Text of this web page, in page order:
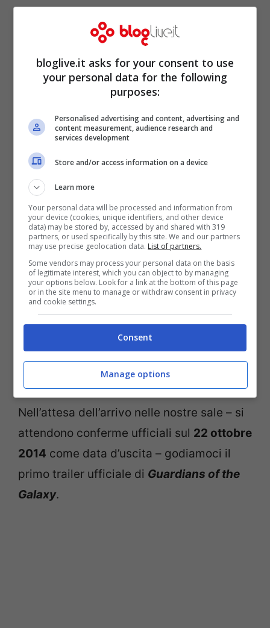
Insieme ai suoi compagni di ventura, Quill
salvare la galassiadalle mire infide di
A dirigere questo cinecomic evento ci sarà
lo stesso regista di
Super
autore per la popolare casa di produzione
Troma, specializzata in B-Movies.
Nell’attesa dell’arrivo nelle nostre sale – si
attendono conferme ufficiali sul 22 ottobre
2014 come data d’uscita – godiamoci il
primo trailer ufficiale di Guardians of the
Galaxy.
bloglive.it asks for your consent to use
your personal data for the following
purposes:
Personalised advertising and content, advertising and
content measurement, audience research and
services development
Store and/or access information on a device
Learn more
Your personal data will be processed and information from
your device (cookies, unique identifiers, and other device
data) may be stored by, accessed by and shared with 319
partners, or used specifically by this site. We and our partners
may use precise geolocation data. List of partners.
Some vendors may process your personal data on the basis
of legitimate interest, which you can object to by managing
your options below. Look for a link at the bottom of this page
or in the site menu to manage or withdraw consent in privacy
and cookie settings.
Consent
Manage options